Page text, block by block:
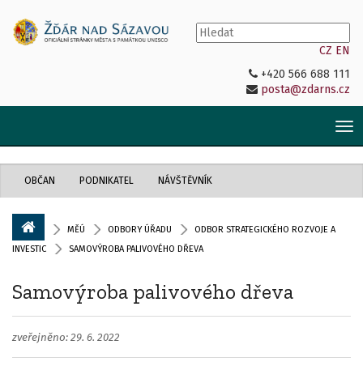
CZ EN
+420 566 688 111
posta@zdarns.cz
OBČAN PODNIKATEL NÁVŠTĚVNÍK
MĚÚ ODBORY ÚŘADU
ODBOR STRATEGICKÉHO ROZVOJE A
INVESTIC
SAMOVÝROBA PALIVOVÉHO DŘEVA
Samovýroba palivového dřeva
zveřejněno: 29. 6. 2022